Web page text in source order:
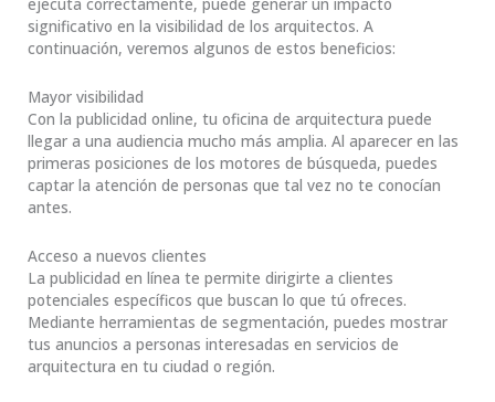
significativo en la visibilidad de los arquitectos. A
continuación, veremos algunos de estos beneficios:
Mayor visibilidad
Con la publicidad online, tu oficina de arquitectura puede
llegar a una audiencia mucho más amplia. Al aparecer en las
primeras posiciones de los motores de búsqueda, puedes
captar la atención de personas que tal vez no te conocían
antes.
Acceso a nuevos clientes
La publicidad en línea te permite dirigirte a clientes
potenciales específicos que buscan lo que tú ofreces.
Mediante herramientas de segmentación, puedes mostrar
tus anuncios a personas interesadas en servicios de
arquitectura en tu ciudad o región.